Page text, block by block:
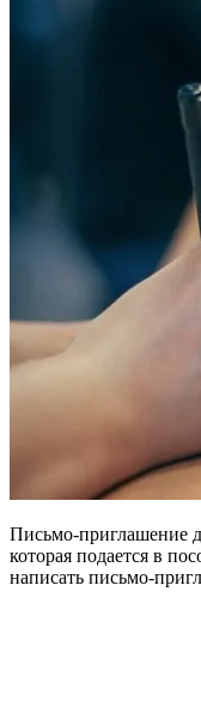
Письмо-приглашение
которая подается в
написать письмо-